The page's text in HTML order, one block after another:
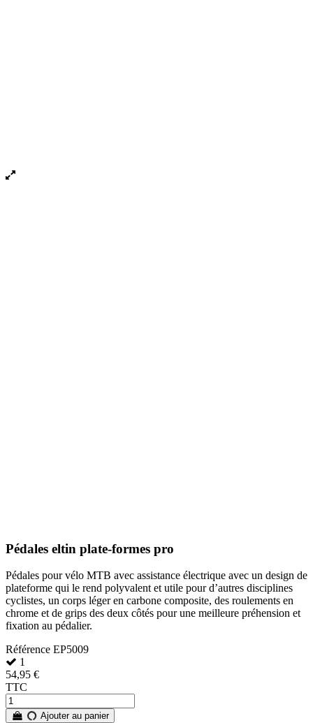
Pédales eltin plate-formes pro
Pédales pour vélo MTB avec assistance électrique avec un design de
plateforme qui le rend polyvalent et utile pour d’autres disciplines
cyclistes, un corps léger en carbone composite, des roulements en
chrome et de grips des deux côtés pour une meilleure préhension et
fixation au pédalier.
Référence EP5009
1
54,95 €
TTC
Ajouter au panier